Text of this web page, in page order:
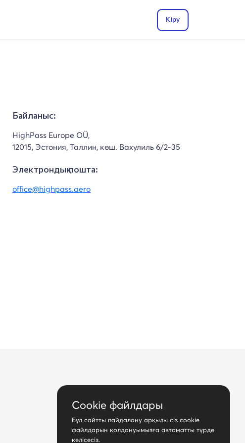
Кіру
Байланыс:
HighPass Europe OÜ,
12015, Эстония, Таллин, көш. Вахулиль 6/2-35
Электрондық пошта:
office@highpass.aero
Бізді бақылаңыз:
Cookie файлдары
Бұл сайтты пайдалану арқылы сіз cookie
файлдарын қолдануымызға автоматты түрде
келісесіз.